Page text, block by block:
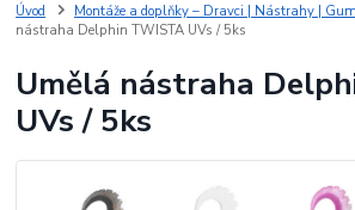
Úvod Montáže a doplňky – Dravci | Nástrahy |
nástraha Delphin TWISTA UVs / 5ks
Umělá nástraha
UVs / 5ks